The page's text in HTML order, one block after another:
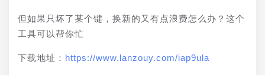
但如果只坏了某个键，换新的又有点浪费怎么办？这个
工具可以帮你忙
下载地址： https://www.lanzouy.com/iap9ula